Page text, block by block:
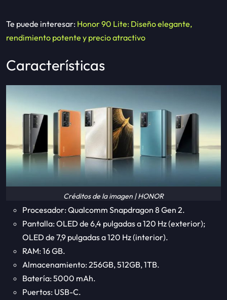
Te puede interesar: Honor 90 Lite: Diseño elegante,
rendimiento potente y precio atractivo
Características
Créditos de la imagen | HONOR
Procesador: Qualcomm Snapdragon 8 Gen 2.
Pantalla: OLED de 6,4 pulgadas a 120 Hz (exterior);
OLED de 7,9 pulgadas a 120 Hz (interior).
RAM: 16 GB.
Almacenamiento: 256GB, 512GB, 1TB.
Batería: 5000 mAh.
Puertos: USB-C.